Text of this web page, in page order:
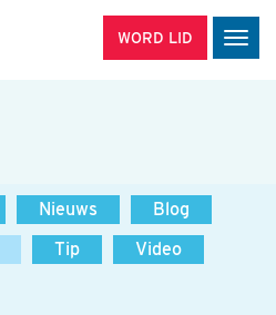
WORD LID
Nieuws
Blog
Tip
Video